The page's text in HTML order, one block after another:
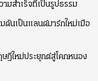
มสำเร็จที่เป็นรูปธรรม
ดันเป็นแลนด์มาร์กใหม่เมือ
ฎีใหม่ประยุกต์สู่โคกหนอง